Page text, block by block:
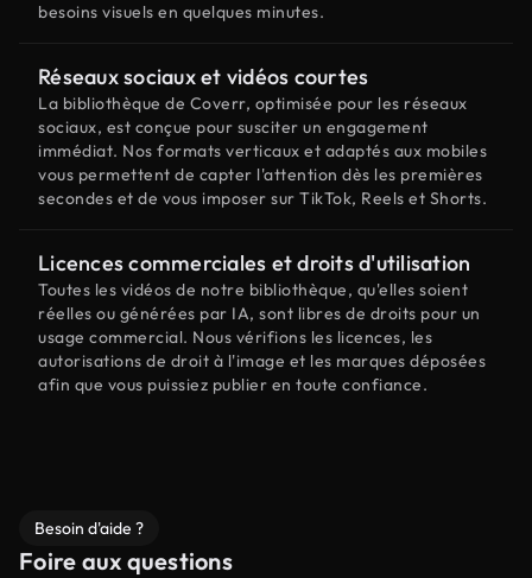
besoins visuels en quelques minutes.
Réseaux sociaux et vidéos courtes
La bibliothèque de Coverr, optimisée pour les réseaux
sociaux, est conçue pour susciter un engagement
immédiat. Nos formats verticaux et adaptés aux mobiles
vous permettent de capter l'attention dès les premières
secondes et de vous imposer sur TikTok, Reels et Shorts.
Licences commerciales et droits d'utilisation
Toutes les vidéos de notre bibliothèque, qu'elles soient
réelles ou générées par IA, sont libres de droits pour un
usage commercial. Nous vérifions les licences, les
autorisations de droit à l'image et les marques déposées
afin que vous puissiez publier en toute confiance.
Besoin d'aide ?
Foire aux questions